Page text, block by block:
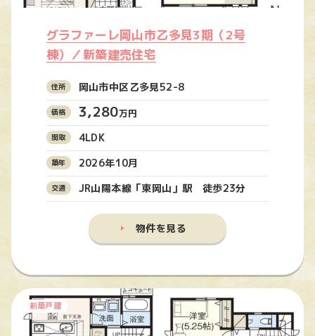
グラファーレ岡山市乙多見3期（2号
棟）／新築建売住宅
岡山市中区乙多見52-8
3,280万円
4LDK
2026年10月
JR山陽本線「東岡山」駅 徒歩23分
物件を見る
新築戸建